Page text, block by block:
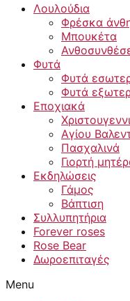
Λουλούδια
Φρέσκα
Μπουκέτα
Φυτά
Φυτά
Φυτά
Εποχιακά
Αγίου
Πασχαλινά
Γιορτή
Εκδηλώσεις
Γάμος
Βάπτιση
Συλλυπητήρια
Forever roses
Rose Bear
Δωροεπιταγές
Menu